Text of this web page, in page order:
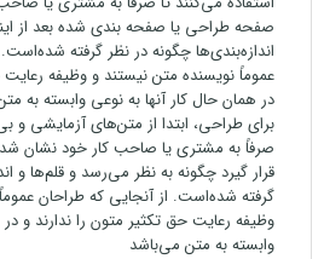
صفحه طراحی یا صفحه بندی شده بعد از
اندازه‌بندی‌ها چگونه در نظر گرفته
عموماً نویسنده متن نیستند و وظیفه رعایت
در همان حال کار آنها به نوعی وابسته به
برای طراحی، ابتدا از متن‌های آزمایشی و
صرفاً به مشتری یا صاحب کار خود نشان
قرار گیرد چگونه به نظر می‌رسد و قلم‌ها و
گرفته شده‌است. از آنجایی که طراحان
وظیفه رعایت حق تکثیر متون را ندارند و
وابسته به متن می‌باشد